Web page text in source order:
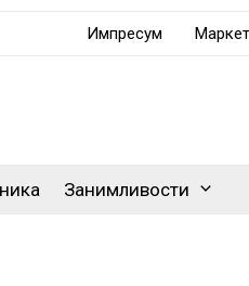
Импресум
Занимливости